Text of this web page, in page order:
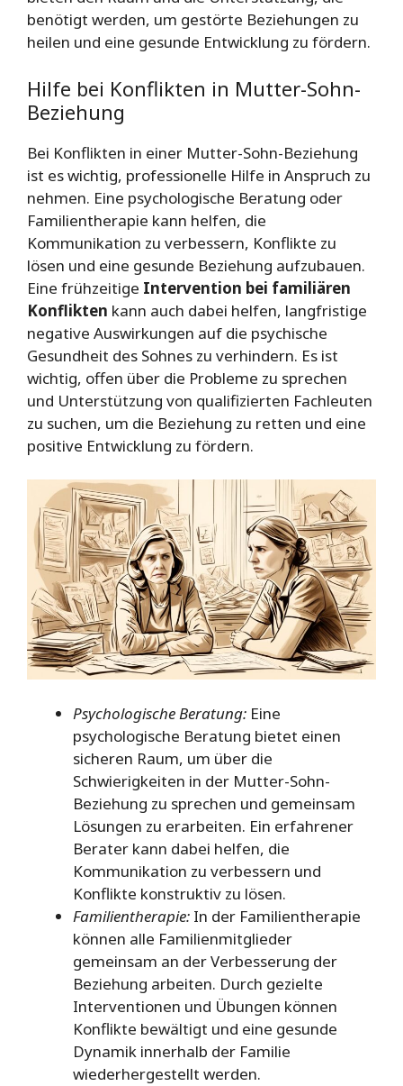
benötigt werden, um gestörte Beziehungen zu
heilen und eine gesunde Entwicklung zu fördern.
Hilfe bei Konflikten in Mutter-Sohn-
Beziehung
Bei Konflikten in einer Mutter-Sohn-Beziehung
ist es wichtig, professionelle Hilfe in Anspruch zu
nehmen. Eine psychologische Beratung oder
Familientherapie kann helfen, die
Kommunikation zu verbessern, Konflikte zu
lösen und eine gesunde Beziehung aufzubauen.
Eine frühzeitige Intervention bei familiären
Konflikten kann auch dabei helfen, langfristige
negative Auswirkungen auf die psychische
Gesundheit des Sohnes zu verhindern. Es ist
wichtig, offen über die Probleme zu sprechen
und Unterstützung von qualifizierten Fachleuten
zu suchen, um die Beziehung zu retten und eine
positive Entwicklung zu fördern.
Psychologische Beratung: Eine
psychologische Beratung bietet einen
sicheren Raum, um über die
Schwierigkeiten in der Mutter-Sohn-
Beziehung zu sprechen und gemeinsam
Lösungen zu erarbeiten. Ein erfahrener
Berater kann dabei helfen, die
Kommunikation zu verbessern und
Konflikte konstruktiv zu lösen.
Familientherapie: In der Familientherapie
können alle Familienmitglieder
gemeinsam an der Verbesserung der
Beziehung arbeiten. Durch gezielte
Interventionen und Übungen können
Konflikte bewältigt und eine gesunde
Dynamik innerhalb der Familie
wiederhergestellt werden.